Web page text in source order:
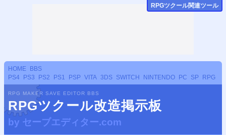
HOME
BBS
PS4
PS3 PS2 PS1 PSP VITA 3DS SWITCH NINTENDO PC SP RPG
RPG MAKER SAVE EDITOR BBS
RPGツクール改造掲示板
by セーブエディター.com
RPGツクール関連ツール